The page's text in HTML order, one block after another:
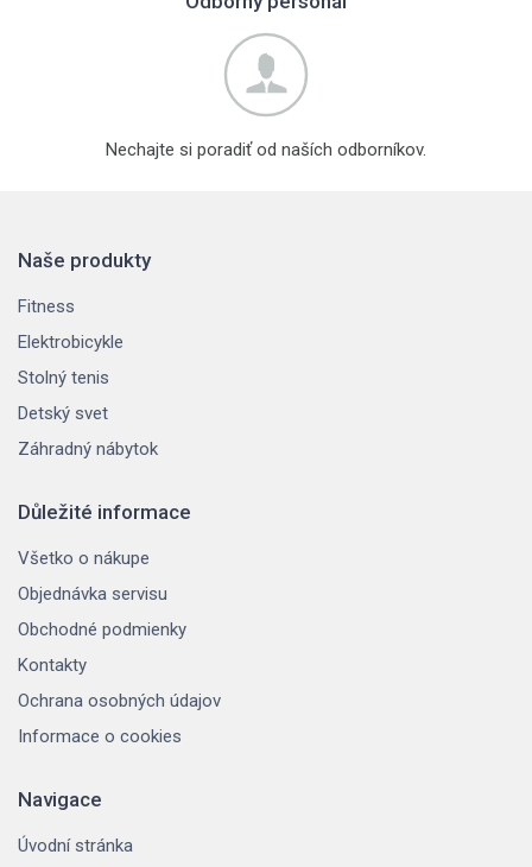
Nechajte si poradiť od naších odborníkov.
Naše produkty
Fitness
Elektrobicykle
Stolný tenis
Detský svet
Záhradný nábytok
Důležité informace
Všetko o nákupe
Objednávka servisu
Obchodné podmienky
Kontakty
Ochrana osobných údajov
Informace o cookies
Navigace
Úvodní stránka